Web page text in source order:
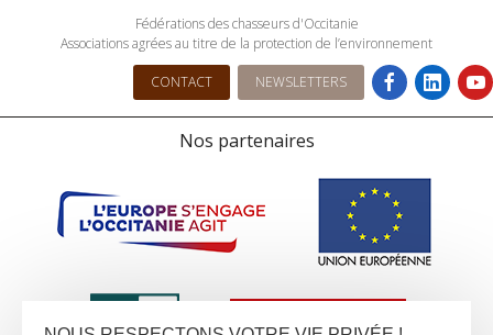
Fédérations des chasseurs d'Occitanie
Associations agrées au titre de la protection de l’environnement
CONTACT NEWSLETTERS
Nos partenaires